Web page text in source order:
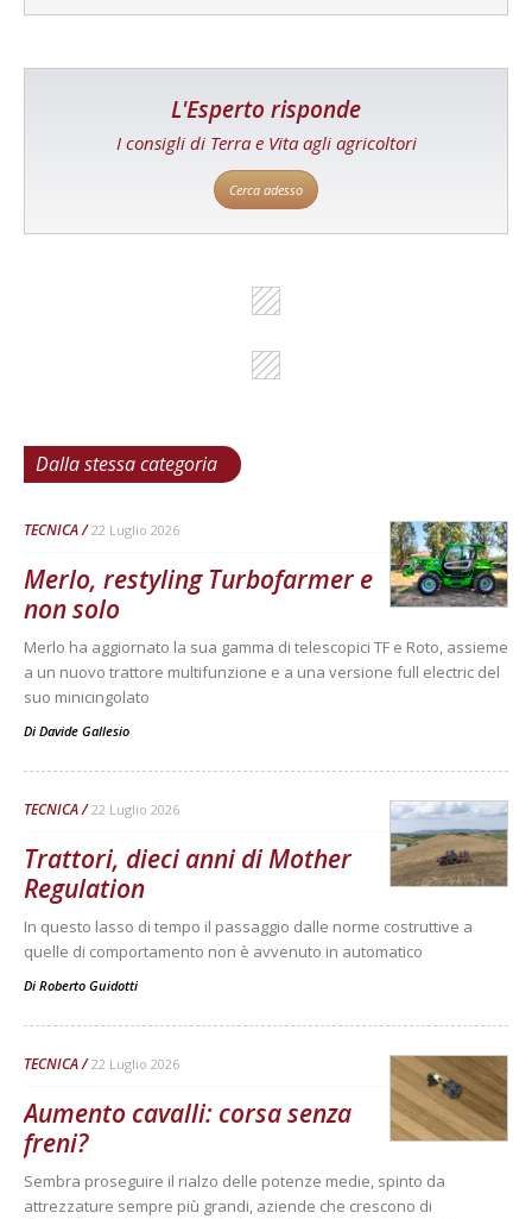
L'Esperto risponde
I consigli di Terra e Vita agli agricoltori
Cerca adesso
Dalla stessa categoria
TECNICA 22 Luglio 2026
Merlo, restyling Turbofarmer e
non solo
Merlo ha aggiornato la sua gamma di telescopici TF e Roto, assieme
a un nuovo trattore multifunzione e a una versione full electric del
suo minicingolato
Di Davide Gallesio
TECNICA 22 Luglio 2026
Trattori, dieci anni di Mother
Regulation
In questo lasso di tempo il passaggio dalle norme costruttive a
quelle di comportamento non è avvenuto in automatico
Di Roberto Guidotti
TECNICA 22 Luglio 2026
Aumento cavalli: corsa senza
freni?
Sembra proseguire il rialzo delle potenze medie, spinto da
attrezzature sempre più grandi, aziende che crescono di